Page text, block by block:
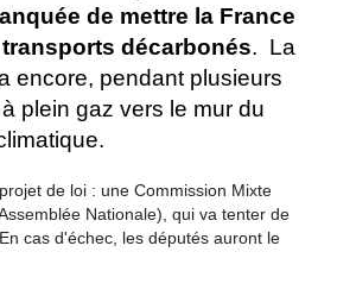
de mettre la France
décarbonés. La
encore, pendant plusieurs
plein gaz vers le mur du
de loi : une Commission Mixte
Nationale), qui va tenter de
cas d'échec, les députés auront le